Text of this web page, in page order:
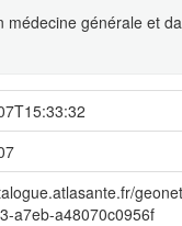
médecine générale et
a7eb-a48070c0956f